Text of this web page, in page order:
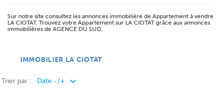
Sur notre site consultez les annonces immobilière de Appartement à vendre
LA CIOTAT. Trouvez votre Appartement sur LA CIOTAT grâce aux annonces
immobilières de AGENCE DU SUD.
IMMOBILIER LA CIOTAT
Trier par :